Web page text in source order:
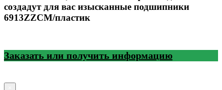
создадут для вас изысканные подшипники
6913ZZCM/пластик
Заказать или получить информацию